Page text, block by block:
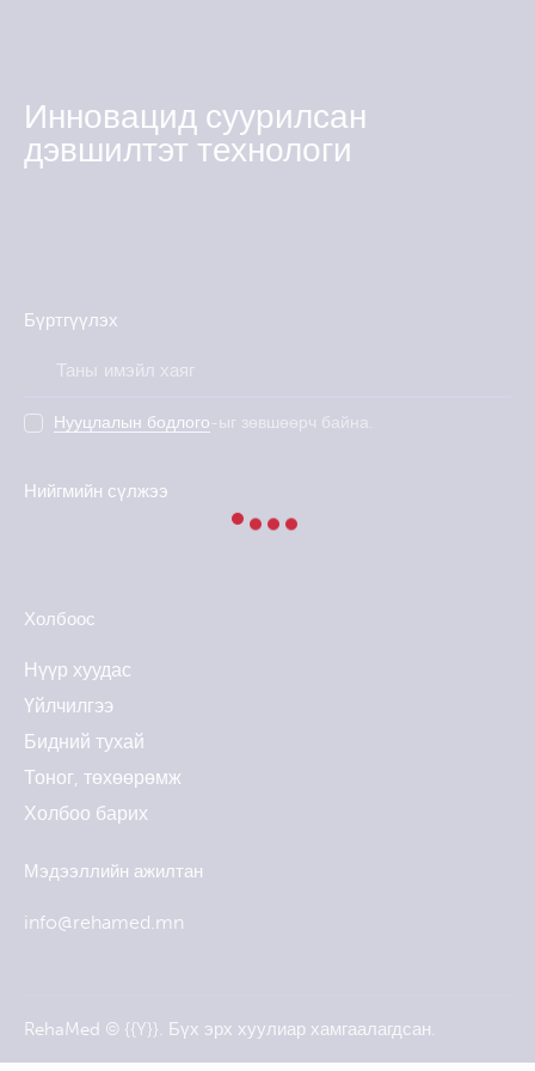
Инновацид суурилсан
дэвшилтэт технологи
Бүртгүүлэх
Нууцлалын бодлого-ыг зөвшөөрч байна.
Нийгмийн сүлжээ
Холбоос
Нүүр хуудас
Үйлчилгээ
Бидний тухай
Тоног, төхөөрөмж
Холбоо барих
Мэдээллийн ажилтан
info@rehamed.mn
RehaMed © {{Y}}. Бүх эрх хуулиар хамгаалагдсан.